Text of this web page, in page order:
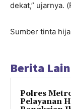
dekat,” ujarnya.
Sumber tinta
Berita
Polres
Pelayanan